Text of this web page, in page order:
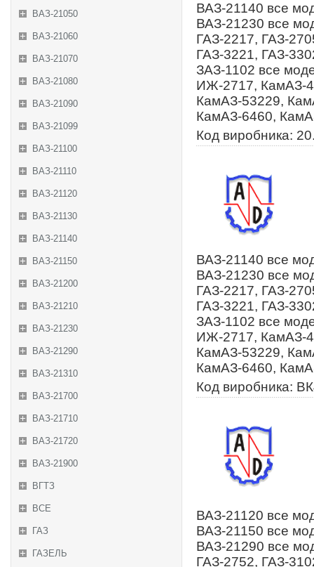
ВАЗ-21050
ВАЗ-21060
ВАЗ-21070
ВАЗ-21080
ВАЗ-21090
ВАЗ-21099
ВАЗ-21100
ВАЗ-21110
ВАЗ-21120
ВАЗ-21130
ВАЗ-21140
ВАЗ-21150
ВАЗ-21200
ВАЗ-21210
ВАЗ-21230
ВАЗ-21290
ВАЗ-21310
ВАЗ-21700
ВАЗ-21710
ВАЗ-21720
ВАЗ-21900
ВГТЗ
ВСЕ
ГАЗ
ГАЗЕЛЬ
ВАЗ-21140 все
ВАЗ-21230 все
ГАЗ-2217, ГАЗ-
ГАЗ-3221, ГАЗ-
ЗАЗ-1102 все
ИЖ-2717, КамАЗ-
КамАЗ-53229,
КамАЗ-6460,
Код виробника:
ВАЗ-21140 все
ВАЗ-21230 все
ГАЗ-2217, ГАЗ-
ГАЗ-3221, ГАЗ-
ЗАЗ-1102 все
ИЖ-2717, КамАЗ-
КамАЗ-53229,
КамАЗ-6460,
Код виробника:
ВАЗ-21120 все
ВАЗ-21150 все
ВАЗ-21290 все
ГАЗ-2752, ГАЗ-